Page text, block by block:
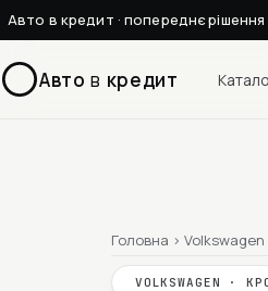
Авто в кредит · попереднє
Авто в кредит
Головна › Volkswagen
VOLKSWAGEN ·